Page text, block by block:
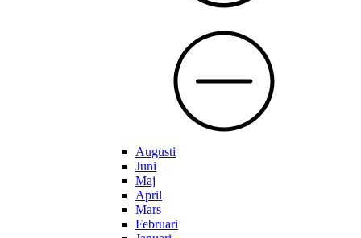
Augusti
Juni
Maj
April
Mars
Februari